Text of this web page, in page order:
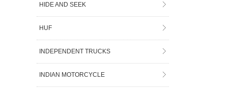
HIDE AND SEEK
HUF
INDEPENDENT TRUCKS
INDIAN MOTORCYCLE